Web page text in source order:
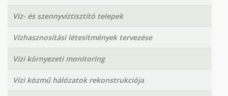
Víz- és szennyvíztisztító telepek
Vízhasznosítási létesítmények tervezése
Vízi környezeti monitoring
Vízi közmű hálózatok rekonstrukciója